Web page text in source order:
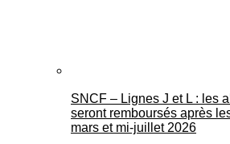
SNCF – Lignes J et L : les
seront remboursés après
mars et mi-juillet 2026